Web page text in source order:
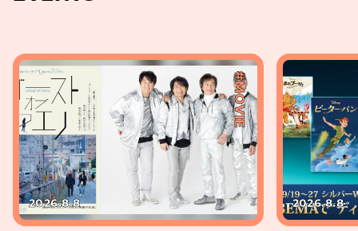
#MOVIE
2026.8.8 2026.8.8